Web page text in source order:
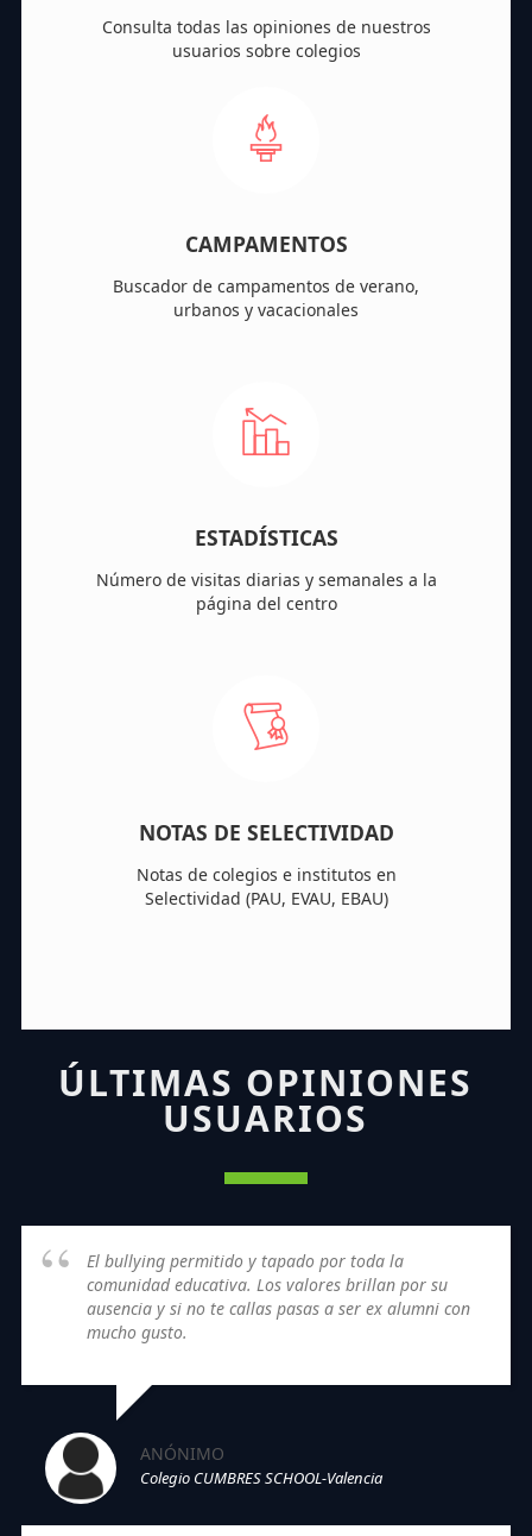
Consulta todas las opiniones de nuestros
usuarios sobre colegios
CAMPAMENTOS
Buscador de campamentos de verano,
urbanos y vacacionales
ESTADÍSTICAS
Número de visitas diarias y semanales a la
página del centro
NOTAS DE SELECTIVIDAD
Notas de colegios e institutos en
Selectividad (PAU, EVAU, EBAU)
ÚLTIMAS OPINIONES
USUARIOS
El bullying permitido y tapado por toda la
comunidad educativa. Los valores brillan por su
ausencia y si no te callas pasas a ser ex alumni con
mucho gusto.
ANÓNIMO
Colegio CUMBRES SCHOOL-Valencia